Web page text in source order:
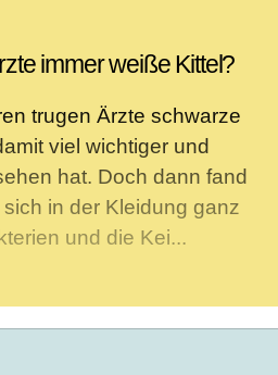
immer weiße Kittel?
trugen Ärzte schwarze
viel wichtiger und
hat. Doch dann fand
in der Kleidung ganz
und die Kei...